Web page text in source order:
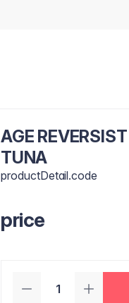
AGE
TUNA
productDetail.code
price